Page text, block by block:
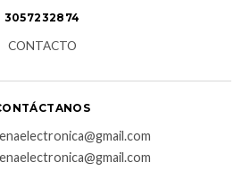
3057232874
CONTACTO